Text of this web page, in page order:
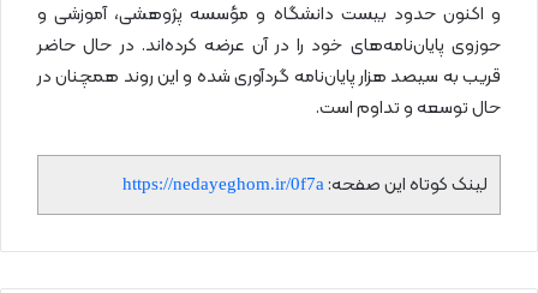
و اکنون حدود بیست دانشگاه و مؤسسه پژوهشی، آموزشی و
حوزوی پایان‌نامه‌های خود را در آن عرضه کرده‌اند. در حال حاضر
قریب به سیصد هزار پایان‌نامه گردآوری شده و این روند همچنان در
حال توسعه و تداوم است.
لینک کوتاه این صفحه: https://nedayeghom.ir/0f7a